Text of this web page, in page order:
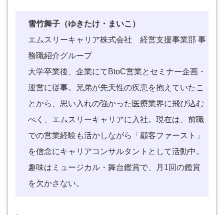
雪竹舞子（ゆきたけ・まいこ）
エムスリーキャリア株式会社 経営支援事業部 事
務職紹介グループ
大学卒業後、企業にてBtoC営業とセミナー企画・
運営に従事。兄弟が先天性の疾患を抱えていたこ
とから、思い入れの強かった医療業界に飛び込む
べく、エムスリーキャリアに入社。現在は、前職
での営業経験も活かしながら「顧客ファースト」
を信念にキャリアコンサルタントとして活動中。
趣味はミュージカル・舞台鑑賞で、月1回の鑑賞
を欠かさない。